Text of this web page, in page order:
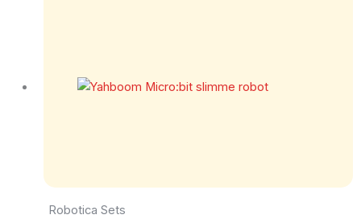
Robotica Sets